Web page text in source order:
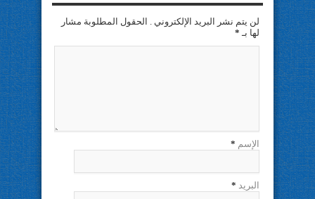
لن يتم نشر البريد الإلكتروني . الحقول المطلوبة مشار
لها بـ *
الإسم *
البريد *